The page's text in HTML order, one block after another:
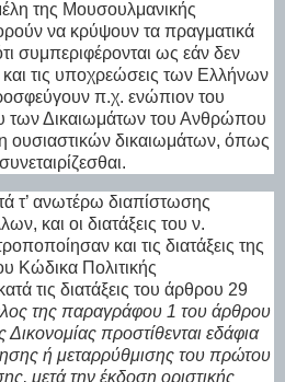
της Μουσουλμανικής
να κρύψουν τα πραγματικά
συμπεριφέρονται ως εάν δεν
τις υποχρεώσεις των Ελλήνων
π.χ. ενώπιον του
των Δικαιωμάτων του Ανθρώπου
ουσιαστικών δικαιωμάτων, όπως
τ’ ανωτέρω διαπίστωσης
και οι διατάξεις του ν.
και τις διατάξεις της
Κώδικα Πολιτικής
τις διατάξεις του άρθρου 29
της παραγράφου 1 του άρθρου
προστίθενται εδάφια
ή μεταρρύθμισης του πρώτου
μετά την έκδοση οριστικής